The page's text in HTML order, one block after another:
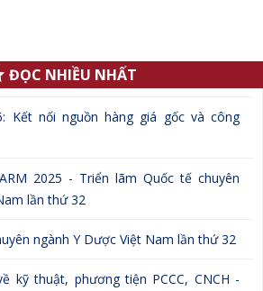
ĐỌC NHIỀU NHẤT
Kết nối nguồn hàng giá gốc và công
2025 - Triển lãm Quốc tế chuyên
lần thứ 32
ngành Y Dược Việt Nam lần thứ 32
kỹ thuật, phương tiện PCCC, CNCH -